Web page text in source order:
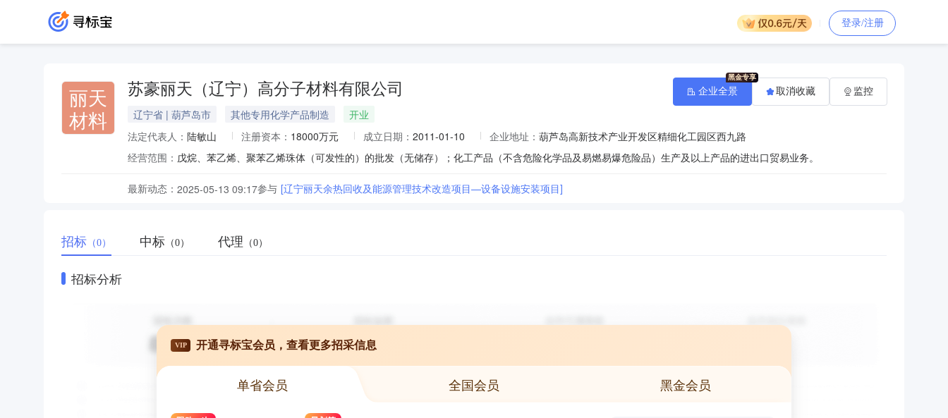
登录/注册
丽天
材料
苏豪丽天（辽宁）高分子材料有限公司
辽宁省 | 葫芦岛市 其他专用化学产品制造
开业
法定代表人： 陆敏山 注册资本： 18000万元 成立日期： 2011-01-10 企业地址： 葫芦岛高新技术产业开发区精细化工园区西九路
经营范围： 戊烷、苯乙烯、聚苯乙烯珠体（可发性的）的批发（无储存）；化工产品（不含危险化学品及易燃易爆危险品）生产及以上产品的进出口贸易业务。
最新动态： 2025-05-13 09:17参与 [辽宁丽天余热回收及能源管理技术改造项目—设备设施安装项目]
企业全景 取消收藏 监控
招标 （0） 中标 （0） 代理 （0）
招标分析
VIP 开通寻标宝会员，查看更多招采信息
单省会员 全国会员 黑金会员